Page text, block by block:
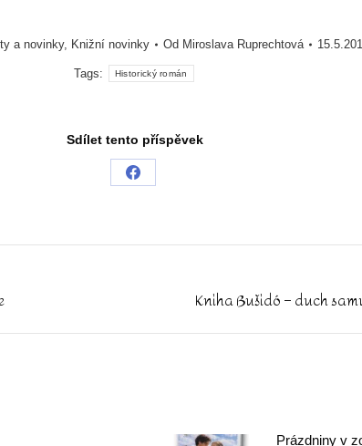
a novinky, Knižní novinky Od Miroslava Ruprechtová
Tags: Historický román
Sdílet tento příspěvek
Share
Kniha Bušidó – duch
Prázdniny v